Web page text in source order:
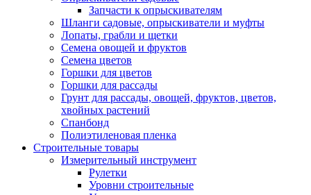
Запчасти к опрыскивателям
Шланги садовые, опрыскиватели и муфты
Лопаты, грабли и щетки
Семена овощей и фруктов
Семена цветов
Горшки для цветов
Горшки для рассады
Грунт для рассады, овощей, фруктов, цветов,
хвойных растений
Спанбонд
Полиэтиленовая пленка
Строительные товары
Измерительный инструмент
Рулетки
Уровни строительные